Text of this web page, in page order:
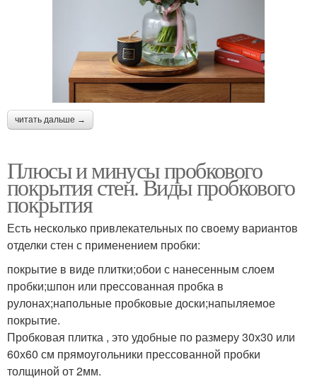
читать дальше →
Плюсы и минусы пробкового
покрытия стен. Виды пробкового
покрытия
Есть несколько привлекательных по своему вариантов
отделки стен с применением пробки:
покрытие в виде плитки;обои с нанесенным слоем
пробки;шпон или прессованная пробка в
рулонах;напольные пробковые доски;напыляемое
покрытие.
Пробковая плитка , это удобные по размеру 30х30 или
60х60 см прямоугольники прессованной пробки
толщиной от 2мм.